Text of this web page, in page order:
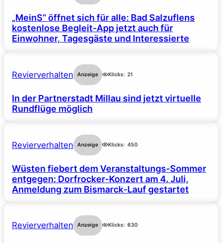
„MeinS“ öffnet sich für alle: Bad Salzuflens
kostenlose Begleit-App jetzt auch für
Einwohner, Tagesgäste und Interessierte
Revierverhalten Anzeige Klicks: 21
In der Partnerstadt Millau sind jetzt virtuelle
Rundflüge möglich
Revierverhalten Anzeige Klicks: 450
Wüsten fiebert dem Veranstaltungs-Sommer
entgegen: Dorfrocker-Konzert am 4. Juli,
Anmeldung zum Bismarck-Lauf gestartet
Revierverhalten Anzeige Klicks: 630